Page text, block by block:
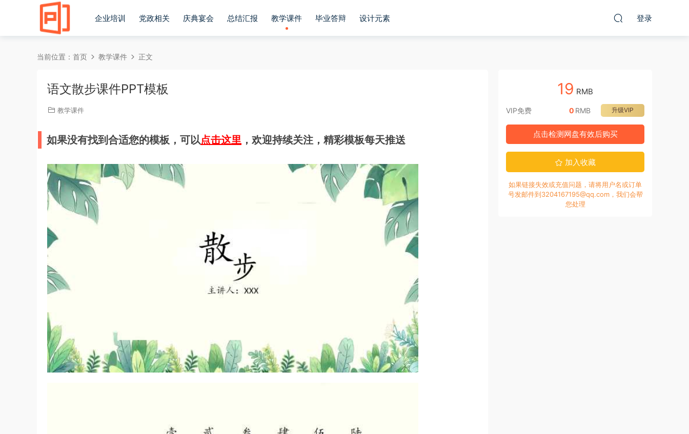
企业培训 党政相关 庆典宴会 总结汇报 教学课件 毕业答辩 设计元素 登录
当前位置： 首页 教学课件 正文
语文散步课件PPT模板
教学课件
如果没有找到合适您的模板，可以点击这里 ，欢迎持续关注，精彩模板每天推送
19 RMB
VIP免费 升级VIP
0 RMB
点击检测网盘有效后购买
加入收藏
如果链接失效或充值问题，请将用户名或订单
号发邮件到3204167195@qq.com，我们会帮
您处理